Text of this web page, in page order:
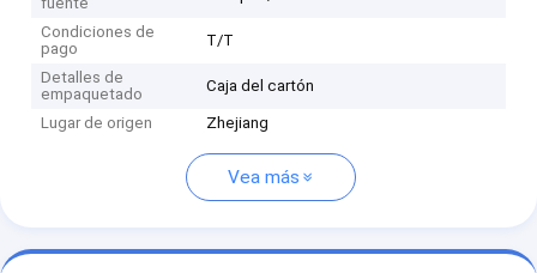
Condiciones de
pago
T/T
Detalles de
empaquetado
Caja del cartón
Lugar de origen Zhejiang
Vea más